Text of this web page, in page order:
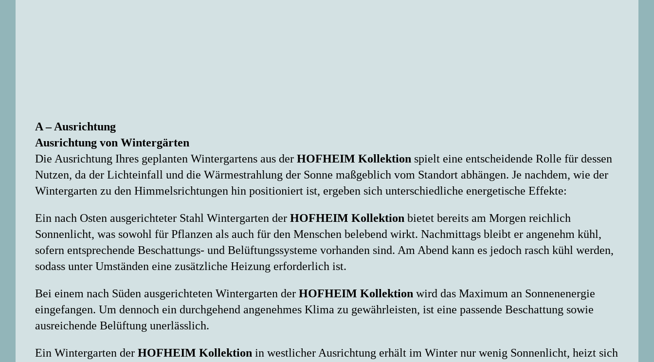
A – Ausrichtung
Ausrichtung von Wintergärten
Die Ausrichtung Ihres geplanten Wintergartens aus der HOFHEIM Kollektion spielt eine entscheidende Rolle für dessen
Nutzen, da der Lichteinfall und die Wärmestrahlung der Sonne maßgeblich vom Standort abhängen. Je nachdem, wie der
Wintergarten zu den Himmelsrichtungen hin positioniert ist, ergeben sich unterschiedliche energetische Effekte:
Ein nach Osten ausgerichteter Stahl Wintergarten der HOFHEIM Kollektion bietet bereits am Morgen reichlich
Sonnenlicht, was sowohl für Pflanzen als auch für den Menschen belebend wirkt. Nachmittags bleibt er angenehm kühl,
sofern entsprechende Beschattungs- und Belüftungssysteme vorhanden sind. Am Abend kann es jedoch rasch kühl werden,
sodass unter Umständen eine zusätzliche Heizung erforderlich ist.
Bei einem nach Süden ausgerichteten Wintergarten der HOFHEIM Kollektion wird das Maximum an Sonnenenergie
eingefangen. Um dennoch ein durchgehend angenehmes Klima zu gewährleisten, ist eine passende Beschattung sowie
ausreichende Belüftung unerlässlich.
Ein Wintergarten der HOFHEIM Kollektion in westlicher Ausrichtung erhält im Winter nur wenig Sonnenlicht, heizt sich